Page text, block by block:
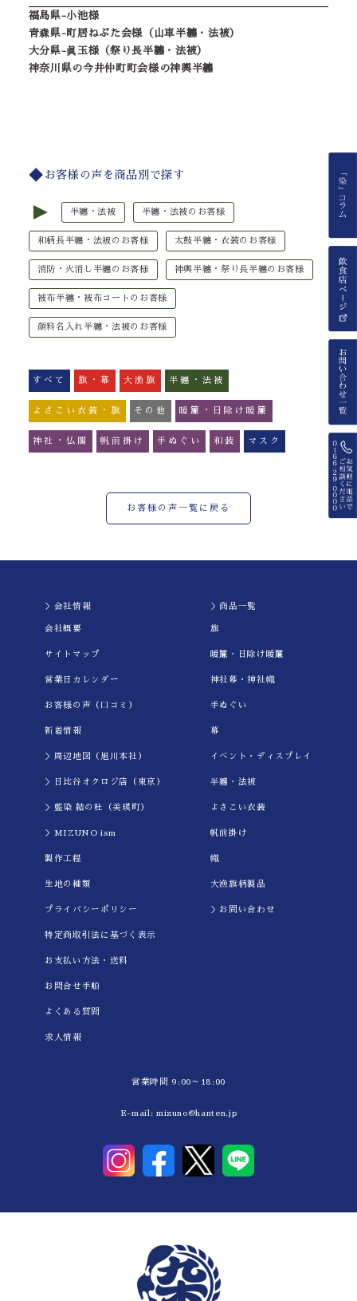
福島県-小池様
青森県-町居ねぷた会様（山車半纏・法被）
大分県-眞玉様（祭り長半纏・法被）
神奈川県の今井仲町町会様の神輿半纏
お客様の声を商品別で探す
► 半纏・法被 半纏・法被のお客様
和柄長半纏・法被のお客様 太鼓半纏・衣装のお客様
消防・火消し半纏のお客様 神輿半纏・祭り長半纏のお客様
被布半纏・被布コートのお客様
顔料名入れ半纏・法被のお客様
すべて 旗・幕 大漁旗 半纏・法被
よさこい衣装・旗 その他 暖簾・日除け暖簾
神社・仏閣 帆前掛け 手ぬぐい 和装 マスク
お客様の声一覧に戻る
＞会社情報
会社概要
サイトマップ
営業日カレンダー
お客様の声（口コミ）
新着情報
＞周辺地図（旭川本社）
＞日比谷オクロジ店（東京）
＞藍染 結の杜（美瑛町）
＞MIZUNO ism
製作工程
生地の種類
プライバシーポリシー
特定商取引法に基づく表示
お支払い方法・送料
お問合せ手順
よくある質問
求人情報
＞商品一覧
旗
暖簾・日除け暖簾
神社幕・神社幟
手ぬぐい
幕
イべント・ディスプレイ
半纏・法被
よさこい衣装
帆前掛け
幟
大漁旗柄製品
＞お問い合わせ
営業時間 9:00～18:00
E-mail: mizuno@hanten.jp